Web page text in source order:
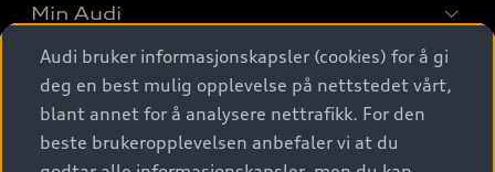
Elbiler
SUV
Stasjonsvogn
Kjøpshjelp
Biler på lager
Finn forhandler
Bestill prøvekjøring
Min Audi
Behold nybilfølelsen
Digitale tjenester
Audi digitale tjenester
Audi Norge
Audi bruker informasjonskapsler (cookies) for å gi
deg en best mulig opplevelse på nettstedet vårt,
blant annet for å analysere nettrafikk. For den
beste brukeropplevelsen anbefaler vi at du